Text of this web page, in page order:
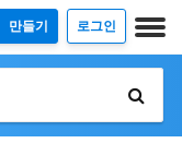
만들기 로그인